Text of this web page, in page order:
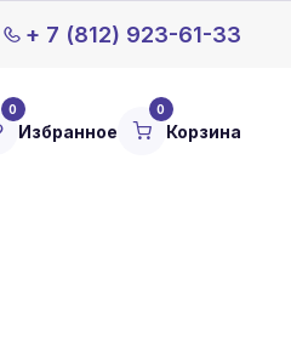
+ 7 (812) 923-61-33
0
Избранное
0
Корзина